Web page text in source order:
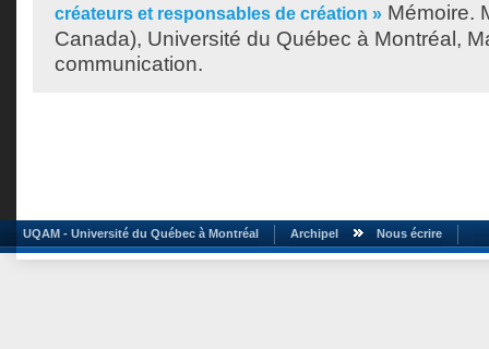
créateurs et responsables de création » Mémoire.
Canada), Université du Québec à Montréal,
communication.
UQAM - Université du Québec à Montréal Archipel Nous écrire